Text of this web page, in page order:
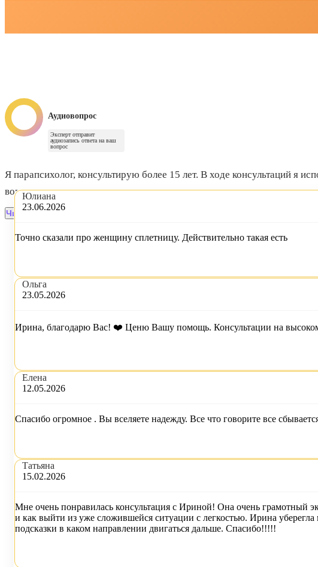
Аудиовопрос
Эксперт отправит
аудиозапись ответа на ваш
вопрос
Я парапсихолог, консультирую более 15 лет. В ходе консультаций я
вопросы...
Читать далее
Юлиана
23.06.2026
Точно сказали про женщину сплетницу. Действительно такая есть
Ольга
23.05.2026
Ирина, благодарю Вас! ❤️ Ценю Вашу помощь. Консультации на
Елена
12.05.2026
Cпасибо огромное . Вы вселяете надежду. Все что говорите все
Татьяна
15.02.2026
Мне очень понравилась консультация с Ириной! Она очень грамотный
и как выйти из уже сложившейся ситуации с легкостью. Ирина
подсказки в каком направлении двигаться дальше. Спасибо!!!!!